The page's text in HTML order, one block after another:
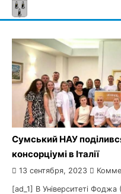
Skip
to
Сумський НАУ
консорціумі в Італії
13 сентября, 2023
[ad_1] В Університеті Фоджа